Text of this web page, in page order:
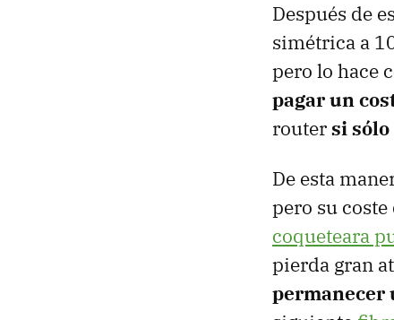
Después de
simétrica a
pero lo hace
pagar un
routersi
De esta
pero su
coqueteara
pierda gran
permanecer